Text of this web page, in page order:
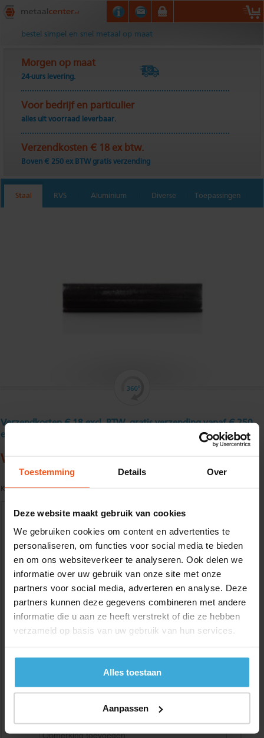
Toestemming Details Over
Deze website maakt gebruik van cookies
We gebruiken cookies om content en advertenties te
personaliseren, om functies voor social media te bieden
en om ons websiteverkeer te analyseren. Ook delen we
informatie over uw gebruik van onze site met onze
partners voor social media, adverteren en analyse. Deze
partners kunnen deze gegevens combineren met andere
informatie die u aan ze heeft verstrekt of die ze hebben
verzameld op basis van uw gebruik van hun services.
Alles toestaan
Aanpassen
Metaalcenter.nl
bestel simpel en snel metaal op maat
Morgen op maat
24-uurs levering.
Voor bedrijf en particulier
alles uit voorraad leverbaar.
Verzendkosten € 18 ex btw.
Boven € 250 ex BTW gratis verzending
Staal RVS Aluminium Diverse Toepassingen
Verzendkosten € 18 excl. BTW, gratis verzending vanaf € 250
excl. BTW
Warmgewalst T - profiel 60 x 60 x 7 mm
Kwaliteit: S235JR volgens EN10025
Gewenste
lengtemaat in
(max. 2000 mm)
+/- 2 mm lengtetolerantie
Materiaalkosten
Alle bedragen zijn excl. 21% BTW